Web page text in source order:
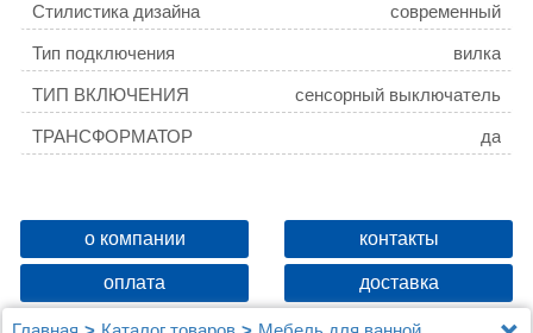
Стилистика дизайна современный
Тип подключения вилка
ТИП ВКЛЮЧЕНИЯ сенсорный выключатель
ТРАНСФОРМАТОР да
о компании контакты
оплата доставка